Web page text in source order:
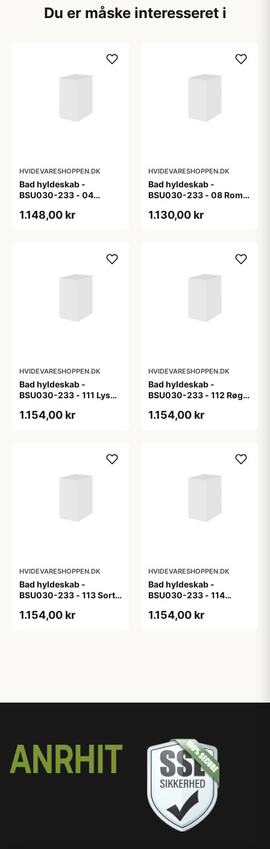
Du er måske interesseret i
HVIDEVARESHOPPEN.DK
Bad hyldeskab -
BSU030-233 - 04
1.148,00 kr
HVIDEVARESHOPPEN.DK
Bad hyldeskab -
BSU030-233 - 08 Roma
1.130,00 kr
HVIDEVARESHOPPEN.DK
Bad hyldeskab -
BSU030-233 - 111 Lys
1.154,00 kr
HVIDEVARESHOPPEN.DK
Bad hyldeskab -
BSU030-233 - 112 Røget
1.154,00 kr
HVIDEVARESHOPPEN.DK
Bad hyldeskab -
BSU030-233 - 113 Sort
1.154,00 kr
HVIDEVARESHOPPEN.DK
Bad hyldeskab -
BSU030-233 - 114
m/eg ABS-kant
1.154,00 kr